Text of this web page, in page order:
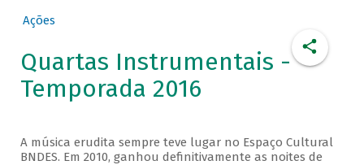
Ações
Quartas Instrumentais -
Temporada 2016
A música erudita sempre teve lugar no Espaço Cultural
BNDES. Em 2010, ganhou definitivamente as noites de